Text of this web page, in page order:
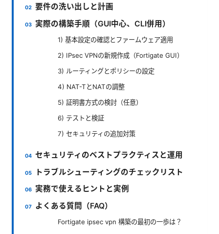
要件の洗い出しと計画
実際の構築手順（GUI中心、CLI併用）
1) 基本設定の確認とファームウェア適用
2) IPsec VPNの新規作成（Fortigate GUI）
3) ルーティングとポリシーの設定
4) NAT-TとNATの調整
5) 証明書方式の検討（任意）
6) テストと検証
7) セキュリティの追加対策
セキュリティのベストプラクティスと運用
トラブルシューティングのチェックリスト
実務で使えるヒントと実例
よくある質問（FAQ）
Fortigate ipsec vpn 構築の最初の一歩は？